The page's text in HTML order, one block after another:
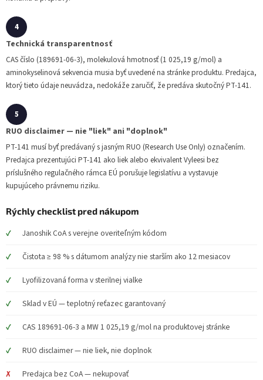
Technická transparentnosť
CAS číslo (189691-06-3), molekulová hmotnosť (1 025,19 g/mol) a
aminokyselinová sekvencia musia byť uvedené na stránke produktu. Predajca,
ktorý tieto údaje neuvádza, nedokáže zaručiť, že predáva skutočný PT-141.
RUO disclaimer — nie "liek" ani "doplnok"
PT-141 musí byť predávaný s jasným RUO (Research Use Only) označením.
Predajca prezentujúci PT-141 ako liek alebo ekvivalent Vyleesi bez
príslušného regulačného rámca EÚ porušuje legislatívu a vystavuje
kupujúceho právnemu riziku.
Rýchly checklist pred nákupom
Janoshik CoA s verejne overiteľným kódom
Čistota ≥ 98 % s dátumom analýzy nie starším ako 12 mesiacov
Lyofilizovaná forma v sterilnej vialke
Sklad v EÚ — teplotný reťazec garantovaný
CAS 189691-06-3 a MW 1 025,19 g/mol na produktovej stránke
RUO disclaimer — nie liek, nie doplnok
Predajca bez CoA — nekupovať